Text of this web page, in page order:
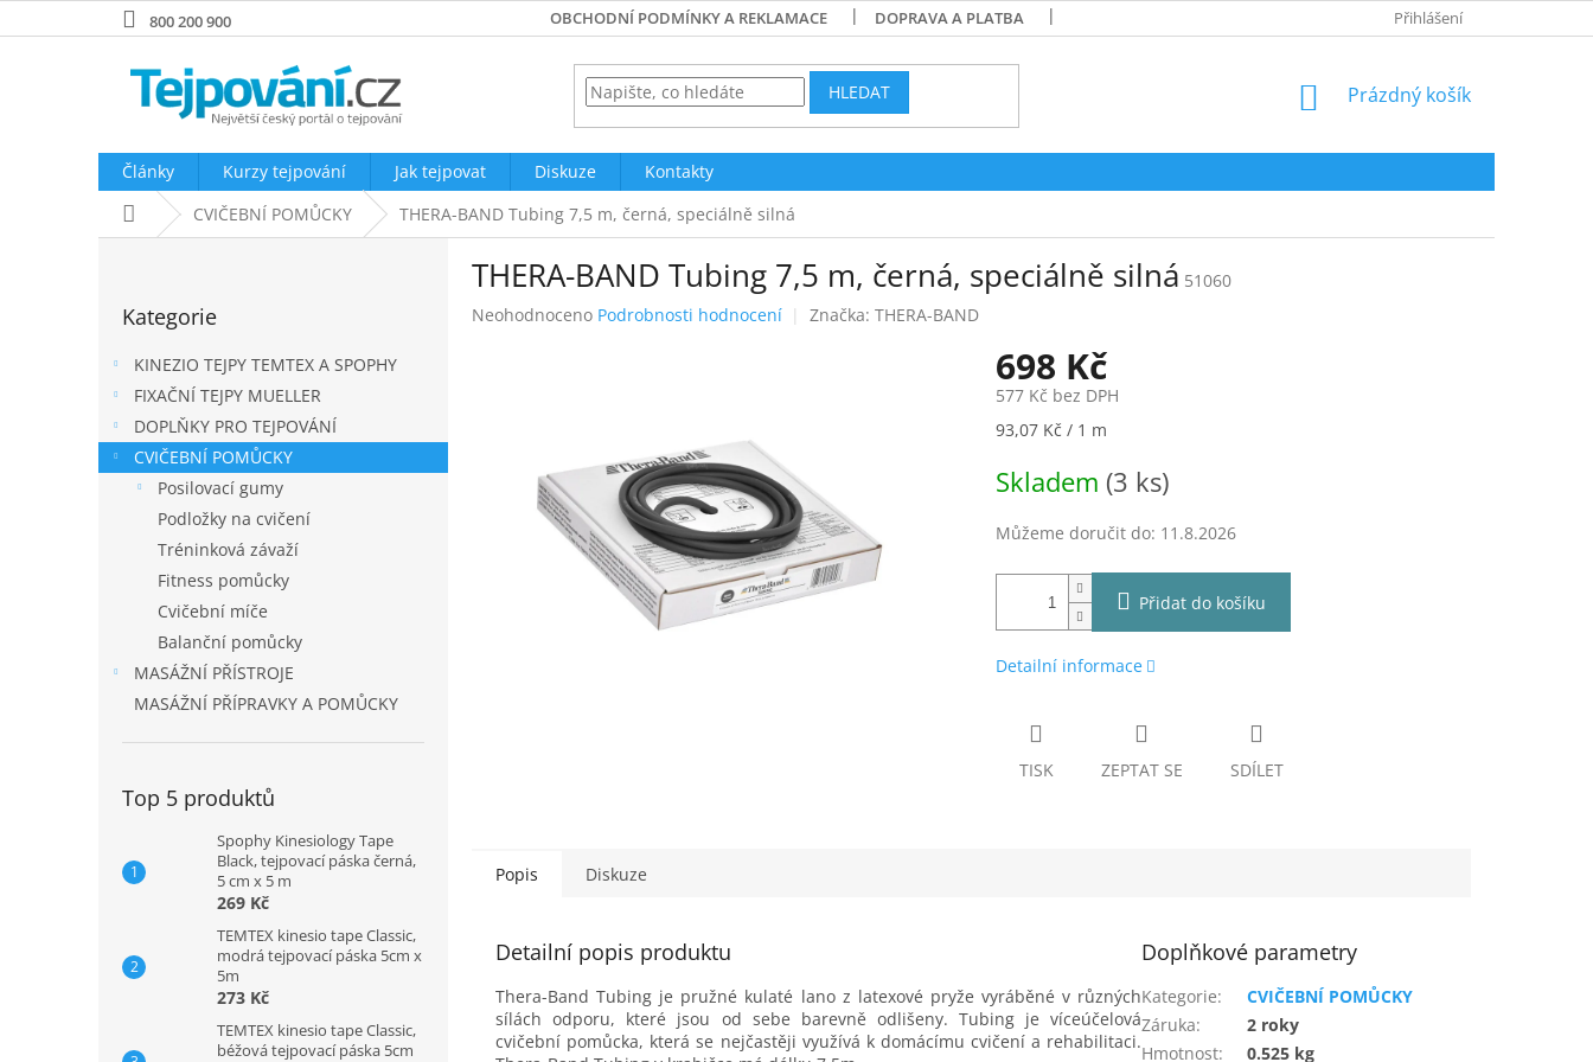
na
800 200 900 OBCHODNÍ PODMÍNKY A REKLAMACE DOPRAVA A PLATBA Přihlášení
HLEDAT
NÁKUPNÍ
Prázdný košík
Články Kurzy tejpování Jak tejpovat Diskuze
Kontakty
Domů CVIČEBNÍ POMŮCKY THERA-BAND Tubing 7,5 m, černá, speciálně silná
kategorie
Kategorie
KINEZIO TEJPY TEMTEX A SPOPHY
FIXAČNÍ TEJPY MUELLER
DOPLŇKY PRO TEJPOVÁNÍ
CVIČEBNÍ POMŮCKY
Posilovací gumy
Podložky na cvičení
Tréninková závaží
Fitness pomůcky
Cvičební míče
Balanční pomůcky
MASÁŽNÍ PŘÍSTROJE
MASÁŽNÍ PŘÍPRAVKY A POMŮCKY
Top 5 produktů
Spophy Kinesiology Tape
Black, tejpovací páska černá,
5 cm x 5 m
269 Kč
TEMTEX kinesio tape Classic,
modrá tejpovací páska 5cm x
5m
273 Kč
TEMTEX kinesio tape Classic,
béžová tejpovací páska 5cm
THERA-BAND Tubing 7,5 m, černá, speciálně silná 51060
Průměrné
hvězdiček.
Neohodnoceno Podrobnosti hodnocení Značka: THERA-BAND
698 Kč
577 Kč bez DPH
Měrná
93,07 Kč / 1 m
Skladem (3 ks)
Můžeme doručit do: 11.8.2026
Přidat do košíku
Detailní informace
TISK ZEPTAT SE SDÍLET
Popis Diskuze
Detailní popis produktu
Thera-Band Tubing je pružné kulaté lano z latexové pryže vyráběné v různých
sílách odporu, které jsou od sebe barevně odlišeny. Tubing je víceúčelová
cvičební pomůcka, která se nejčastěji využívá k domácímu cvičení a rehabilitaci.
Doplňkové parametry
Kategorie:
CVIČEBNÍ POMŮCKY
Záruka:
2 roky
Hmotnost:
0.525 kg